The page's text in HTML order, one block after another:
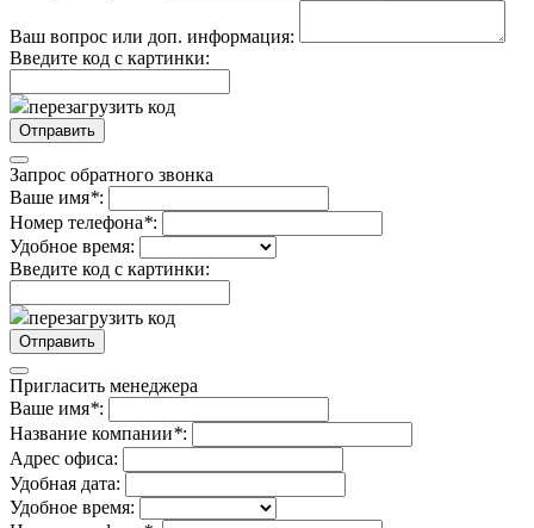
Ваш вопрос или доп. информация:
Введите код с картинки:
перезагрузить код
Запрос обратного звонка
Ваше имя*:
Номер телефона*:
Удобное время:
Введите код с картинки:
перезагрузить код
Пригласить менеджера
Ваше имя*:
Название компании*:
Адрес офиса:
Удобная дата:
Удобное время: